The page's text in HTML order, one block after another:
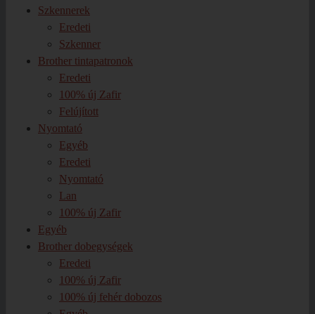
Szkennerek
Eredeti
Szkenner
Brother tintapatronok
Eredeti
100% új Zafir
Felújított
Nyomtató
Egyéb
Eredeti
Nyomtató
Lan
100% új Zafir
Egyéb
Brother dobegységek
Eredeti
100% új Zafir
100% új fehér dobozos